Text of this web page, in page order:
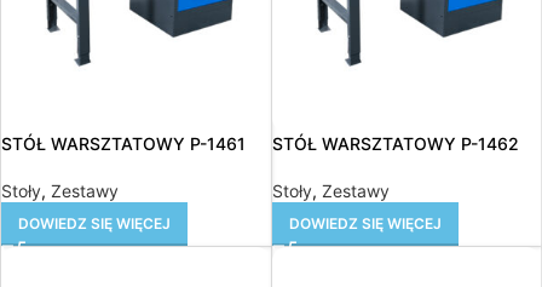
STÓŁ WARSZTATOWY P-1461
Stoły, Zestawy
DOWIEDZ SIĘ WIĘCEJ
STÓŁ WARSZTATOWY P-1462
Stoły, Zestawy
DOWIEDZ SIĘ WIĘCEJ